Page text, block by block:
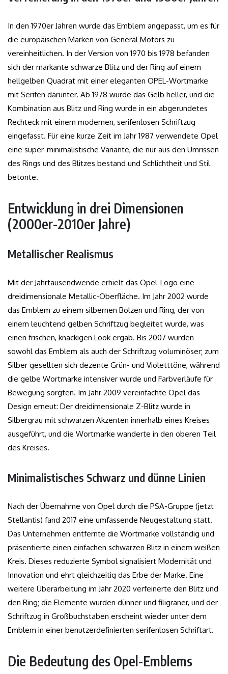
In den 1970er Jahren wurde das Emblem angepasst, um es für
die europäischen Marken von General Motors zu
vereinheitlichen. In der Version von 1970 bis 1978 befanden
sich der markante schwarze Blitz und der Ring auf einem
hellgelben Quadrat mit einer eleganten OPEL-Wortmarke
mit Serifen darunter. Ab 1978 wurde das Gelb heller, und die
Kombination aus Blitz und Ring wurde in ein abgerundetes
Rechteck mit einem modernen, serifenlosen Schriftzug
eingefasst. Für eine kurze Zeit im Jahr 1987 verwendete Opel
eine super-minimalistische Variante, die nur aus den Umrissen
des Rings und des Blitzes bestand und Schlichtheit und Stil
betonte.
Entwicklung in drei Dimensionen
(2000er-2010er Jahre)
Metallischer Realismus
Mit der Jahrtausendwende erhielt das Opel-Logo eine
dreidimensionale Metallic-Oberfläche. Im Jahr 2002 wurde
das Emblem zu einem silbernen Bolzen und Ring, der von
einem leuchtend gelben Schriftzug begleitet wurde, was
einen frischen, knackigen Look ergab. Bis 2007 wurden
sowohl das Emblem als auch der Schriftzug voluminöser; zum
Silber gesellten sich dezente Grün- und Violetttöne, während
die gelbe Wortmarke intensiver wurde und Farbverläufe für
Bewegung sorgten. Im Jahr 2009 vereinfachte Opel das
Design erneut: Der dreidimensionale Z-Blitz wurde in
Silbergrau mit schwarzen Akzenten innerhalb eines Kreises
ausgeführt, und die Wortmarke wanderte in den oberen Teil
des Kreises.
Minimalistisches Schwarz und dünne Linien
Nach der Übernahme von Opel durch die PSA-Gruppe (jetzt
Stellantis) fand 2017 eine umfassende Neugestaltung statt.
Das Unternehmen entfernte die Wortmarke vollständig und
präsentierte einen einfachen schwarzen Blitz in einem weißen
Kreis. Dieses reduzierte Symbol signalisiert Modernität und
Innovation und ehrt gleichzeitig das Erbe der Marke. Eine
weitere Überarbeitung im Jahr 2020 verfeinerte den Blitz und
den Ring; die Elemente wurden dünner und filigraner, und der
Schriftzug in Großbuchstaben erscheint wieder unter dem
Emblem in einer benutzerdefinierten serifenlosen Schriftart.
Die Bedeutung des Opel-Emblems